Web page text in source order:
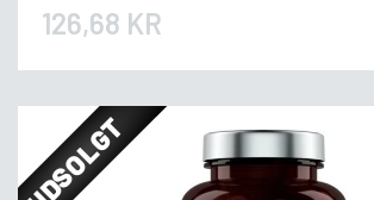
126,68 KR
UDSOLGT